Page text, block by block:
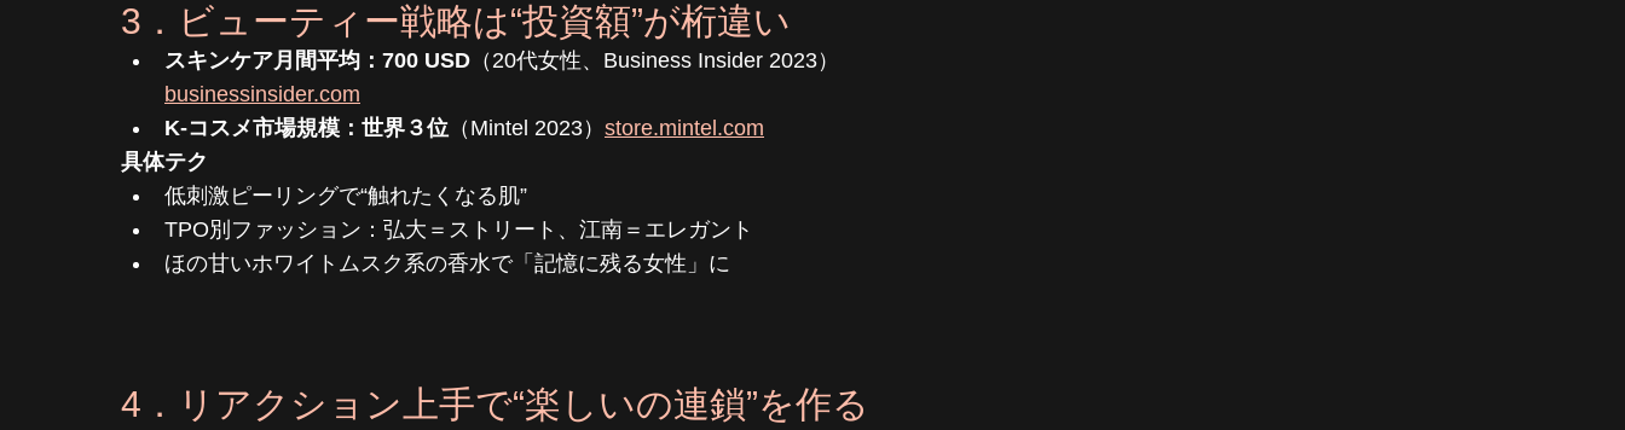
3．ビューティー戦略は“投資額”が桁違い
スキンケア月間平均：700 USD （20代女性、Business Insider 2023）
businessinsider.com
K-コスメ市場規模：世界３位 （Mintel 2023） store.mintel.com
具体テク
低刺激ピーリングで“触れたくなる肌”
TPO別ファッション：弘大＝ストリート、江南＝エレガント
ほの甘いホワイトムスク系の香水で「記憶に残る女性」に
4．リアクション上手で“楽しいの連鎖”を作る